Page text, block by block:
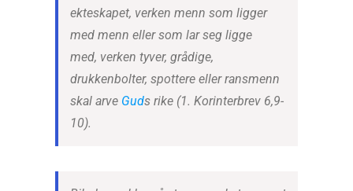
ekteskapet, verken menn som ligger
med menn eller som lar seg ligge
med, verken tyver, grådige,
drukkenbolter, spottere eller ransmenn
skal arve Guds rike (1. Korinterbrev 6,9-
10).